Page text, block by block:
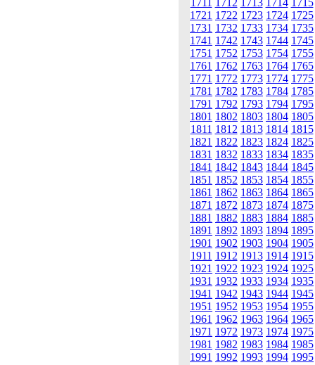
1711 1712 1713 1714 1715
1721 1722 1723 1724 1725
1731 1732 1733 1734 1735
1741 1742 1743 1744 1745
1751 1752 1753 1754 1755
1761 1762 1763 1764 1765
1771 1772 1773 1774 1775
1781 1782 1783 1784 1785
1791 1792 1793 1794 1795
1801 1802 1803 1804 1805
1811 1812 1813 1814 1815
1821 1822 1823 1824 1825
1831 1832 1833 1834 1835
1841 1842 1843 1844 1845
1851 1852 1853 1854 1855
1861 1862 1863 1864 1865
1871 1872 1873 1874 1875
1881 1882 1883 1884 1885
1891 1892 1893 1894 1895
1901 1902 1903 1904 1905
1911 1912 1913 1914 1915
1921 1922 1923 1924 1925
1931 1932 1933 1934 1935
1941 1942 1943 1944 1945
1951 1952 1953 1954 1955
1961 1962 1963 1964 1965
1971 1972 1973 1974 1975
1981 1982 1983 1984 1985
1991 1992 1993 1994 1995